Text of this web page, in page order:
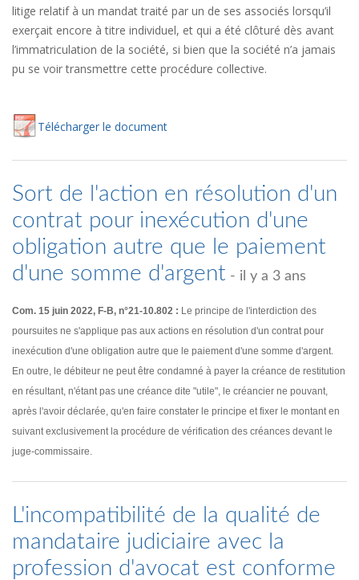
litige relatif à un mandat traité par un de ses associés lorsqu’il
exerçait encore à titre individuel, et qui a été clôturé dès avant
l’immatriculation de la société, si bien que la société n’a jamais
pu se voir transmettre cette procédure collective.
Télécharger le document
Sort de l'action en résolution d'un
contrat pour inexécution d'une
obligation autre que le paiement
d'une somme d'argent - il y a 3 ans
Com. 15 juin 2022, F-B, n°21-10.802 : Le principe de l'interdiction des
poursuites ne s'applique pas aux actions en résolution d'un contrat pour
inexécution d'une obligation autre que le paiement d'une somme d'argent.
En outre, le débiteur ne peut être condamné à payer la créance de restitution
en résultant, n'étant pas une créance dite "utile", le créancier ne pouvant,
après l'avoir déclarée, qu'en faire constater le principe et fixer le montant en
suivant exclusivement la procédure de vérification des créances devant le
juge-commissaire.
L'incompatibilité de la qualité de
mandataire judiciaire avec la
profession d'avocat est conforme